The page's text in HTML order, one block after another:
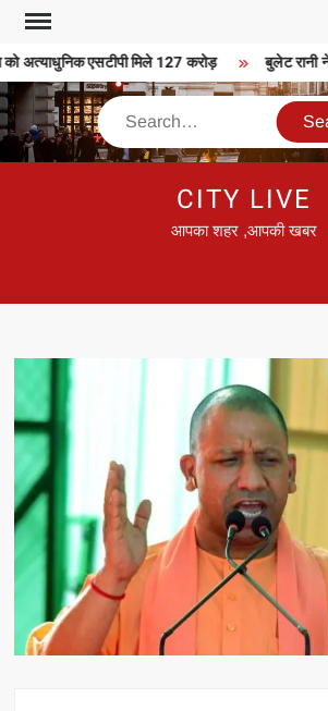
Skip
content
अत्याधुनिक एसटीपी मिले 127 करोड़ बुलेट रानी
Search
CITY LIVE
आपका शहर ,आपकी खबर